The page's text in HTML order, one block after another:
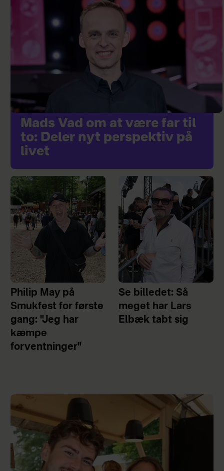
Mads Vad om at være far til
to: Deler nyt perspektiv på
livet
Philip May på
Smukfest for første
gang: "Jeg har
kæmpe
forventninger"
Se billedet: Så
meget har Lars
Elbæk tabt sig